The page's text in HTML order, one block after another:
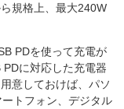
規格上、最大240W
PDを使って充電が
に対応した充電器
意しておけば、パソ
トフォン、デジタル